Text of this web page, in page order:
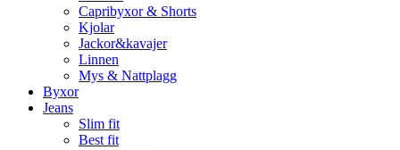
Capribyxor & Shorts
Kjolar
Jackor&kavajer
Linnen
Mys & Nattplagg
Byxor
Jeans
Slim fit
Best fit